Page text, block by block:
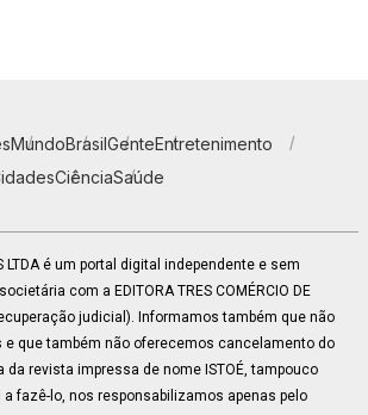
MundoBrasilGenteEntretenimento
CiênciaSaúde
LTDA é um portal digital independente e sem
com a EDITORA TRES COMÉRCIO DE
judicial). Informamos também que não
que também não oferecemos cancelamento do
revista impressa de nome ISTOÉ, tampouco
fazê-lo, nos responsabilizamos apenas pelo